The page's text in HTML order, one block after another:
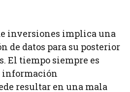
inversiones implica una
de datos para su posterior
El tiempo siempre es
información
resultar en una mala